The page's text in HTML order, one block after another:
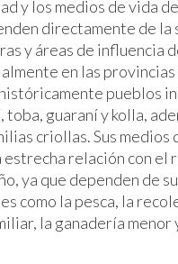
y los medios de vida
directamente de la
y áreas de influencia
en las
pueblos
toba, guaraní y kolla,
criollas. Sus medios
estrecha relación con el
ya que dependen de
como la pesca, la
la ganadería menor